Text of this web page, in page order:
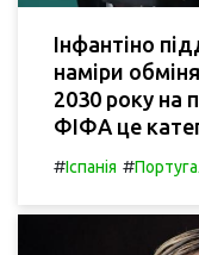
Інфантіно
наміри
2030 року на
ФІФА це
#Іспанія #